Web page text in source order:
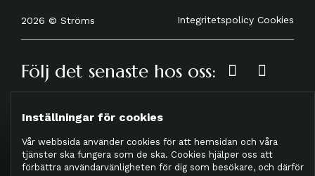
2026 © Ströms Integritetspolicy Cookies
Följ det senaste hos oss:
Inställningar för cookies
Vår webbsida använder cookies för att hemsidan och våra
tjänster ska fungera som de ska. Cookies hjälper oss att
förbättra användarvänligheten för dig som besökare, och därför